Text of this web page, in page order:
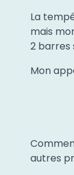
La
mais
2 barres
Mon
autres